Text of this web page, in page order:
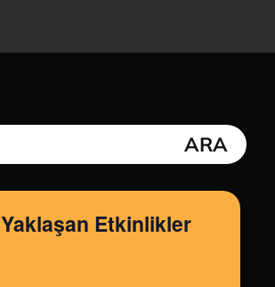
Yaklaşan Etkinlikler